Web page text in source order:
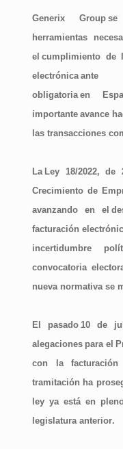
Generix Groupse
herramientas
el cumplimiento de
electrónicaante
obligatoria en
importante avance
las transacciones
La Ley 18/2022, de
Crecimiento de
avanzando en el
facturación
incertidumbre
convocatoria
nueva normativa se
El pasado 10 de
alegaciones para el
con la facturación
tramitación ha
ley ya está en
legislatura anterior.